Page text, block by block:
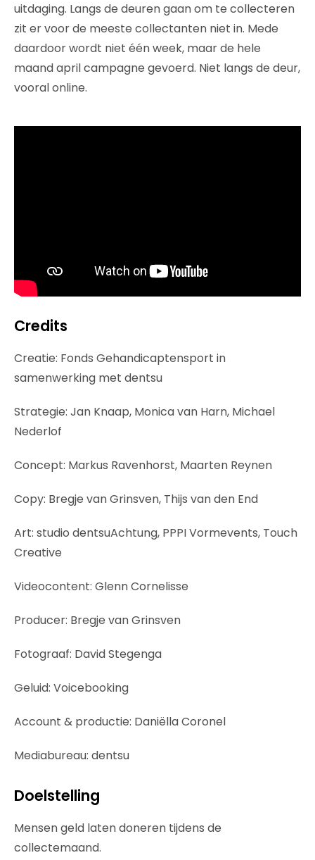
uitdaging. Langs de deuren gaan om te collecteren
zit er voor de meeste collectanten niet in. Mede
daardoor wordt niet één week, maar de hele
maand april campagne gevoerd. Niet langs de deur,
vooral online.
Credits
Creatie: Fonds Gehandicaptensport in
samenwerking met dentsu
Strategie: Jan Knaap, Monica van Harn, Michael
Nederlof
Concept: Markus Ravenhorst, Maarten Reynen
Copy: Bregje van Grinsven, Thijs van den End
Art: studio dentsuAchtung, PPPI Vormevents, Touch
Creative
Videocontent: Glenn Cornelisse
Producer: Bregje van Grinsven
Fotograaf: David Stegenga
Geluid: Voicebooking
Account & productie: Daniëlla Coronel
Mediabureau: dentsu
Doelstelling
Mensen geld laten doneren tijdens de
collectemaand.